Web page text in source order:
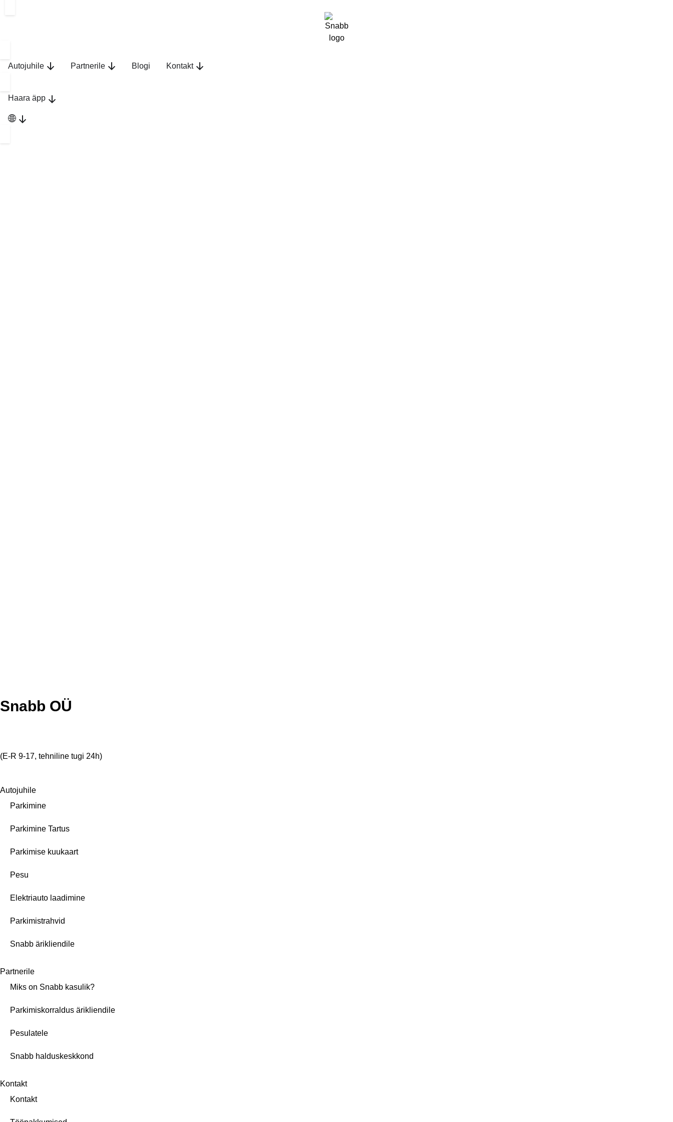
Autojuhile Partnerile Blogi Kontakt
Haara äpp
Snabb OÜ
(E-R 9-17, tehniline tugi 24h)
Autojuhile
Parkimine
Parkimine Tartus
Parkimise kuukaart
Pesu
Elektriauto laadimine
Parkimistrahvid
Snabb ärikliendile
Partnerile
Miks on Snabb kasulik?
Parkimiskorraldus ärikliendile
Pesulatele
Snabb halduskeskkond
Kontakt
Kontakt